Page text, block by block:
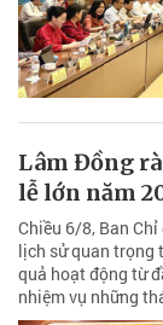
Lâm Đồng
lễ lớn năm
Chiều 6/8, Ban
lịch sử quan trọng
quả hoạt động từ
nhiệm vụ những